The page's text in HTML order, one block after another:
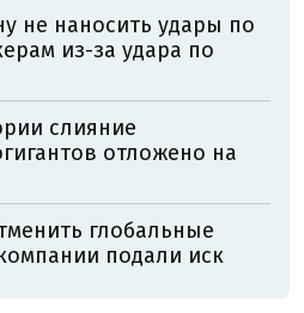
не наносить удары по
из-за удара по
слияние
отложено на
глобальные
подали иск